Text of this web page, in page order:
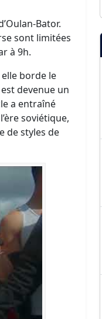
Bator.
sont limitées
à 9h.
borde le
devenue un
a entraîné
soviétique,
de styles de